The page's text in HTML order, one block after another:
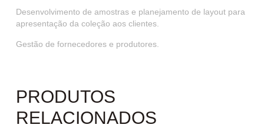
Desenvolvimento de amostras e planejamento de layout para
apresentação da coleção aos clientes.
Gestão de fornecedores e produtores.
PRODUTOS
RELACIONADOS